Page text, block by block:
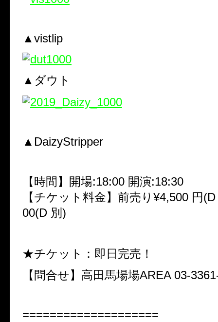
▲vistlip
▲ダウト
▲DaizyStripper
【時間】開場:18:00 開演:18:30
【チケット料金】前売り¥4,500 円
00(D 別)
★チケット：即日完売！
【問合せ】高田馬場場AREA 03-
====================